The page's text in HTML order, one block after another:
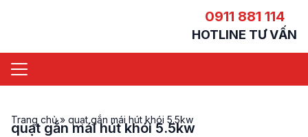
0911 881 114
HOTLINE TƯ VẤN
Trang chủ» quạt gắn mái hút khói 5.5kw
quạt gắn mái hút khói 5.5kw